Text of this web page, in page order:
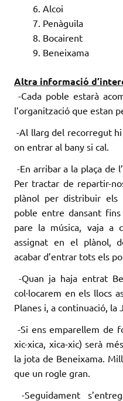
Alcoi
Penàguila
Bocairent
Beneixama
Altra informació
-Cada poble estarà
l’organització que estan
-Al llarg del recorregut
on entrar al bany si cal.
-En arribar a la plaça de
Per tractar de repartir-
plànol per distribuir els
poble entre dansant
pare la música, vaja a
assignat en el plànol,
acabar d’entrar tots els
-Quan ja haja entrat
col·locarem en els llocs
Planes i, a continuació, la
-Si ens emparellem de
xic-xica, xica-xic) serà
la jota de Beneixama.
que un rogle gran.
-Seguidament